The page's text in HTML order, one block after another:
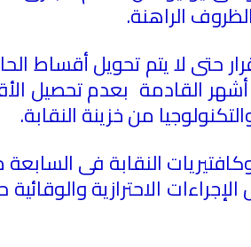
الراهنة.
حتى لا يتم تحويل أقساط
أشهر القادمة بعدم تحصيل
من خزينة النقابة.
النقابة فى
الاحترازية والوقائية